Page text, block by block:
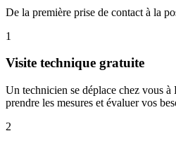
De la première prise de contact à la
1
Visite technique gratuite
Un technicien se déplace chez vous
prendre les mesures et évaluer vos
2